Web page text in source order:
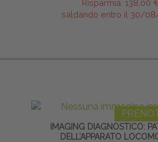
Risparmia: 138,00
saldando entro il 30/
IMAGING DIAGNOSTICO:
DELL’APPARATO